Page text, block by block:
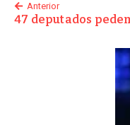
Anterior
47 deputados